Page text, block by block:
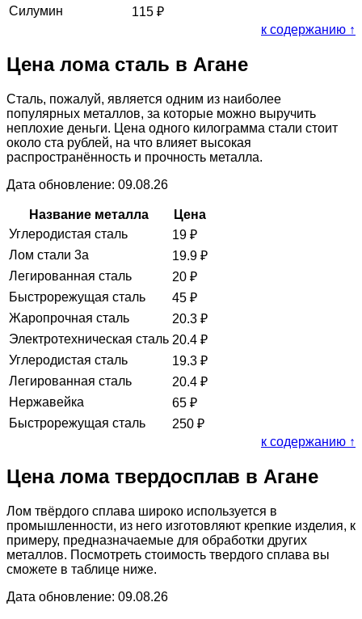
Силумин
115 ₽
к содержанию ↑
Цена лома сталь в Агане
Сталь, пожалуй, является одним из наиболее
популярных металлов, за которые можно выручить
неплохие деньги. Цена одного килограмма стали стоит
около ста рублей, на что влияет высокая
распространённость и прочность металла.
Дата обновление: 09.08.26
Название металла
Цена
Углеродистая сталь
19 ₽
Лом стали 3а
19.9 ₽
Легированная сталь
20 ₽
Быстрорежущая сталь
45 ₽
Жаропрочная сталь
20.3 ₽
Электротехническая сталь 20.4 ₽
Углеродистая сталь
19.3 ₽
Легированная сталь
20.4 ₽
Нержавейка
65 ₽
Быстрорежущая сталь
250 ₽
к содержанию ↑
Цена лома твердосплав в Агане
Лом твёрдого сплава широко используется в
промышленности, из него изготовляют крепкие изделия, к
примеру, предназначаемые для обработки других
металлов. Посмотреть стоимость твердого сплава вы
сможете в таблице ниже.
Дата обновление: 09.08.26